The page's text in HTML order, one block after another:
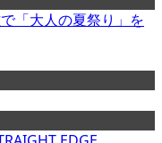
「大人の夏祭り」を